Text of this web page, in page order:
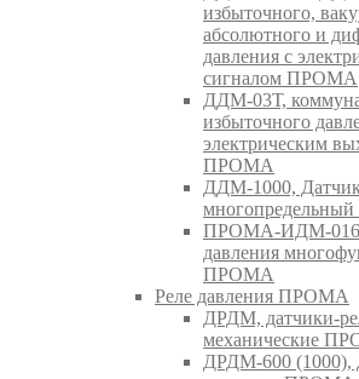
избыточного,
абсолютного и
давления с
сигналом ПРОМА
ДДМ-03Т,
избыточного
электрическим
ПРОМА
ДДМ-1000,
ПРОМА-ИДМ-016,
давления
ПРОМА
Реле давления ПРОМА
ДРДМ, датчики-
механические
ДРДМ-600 (1000),